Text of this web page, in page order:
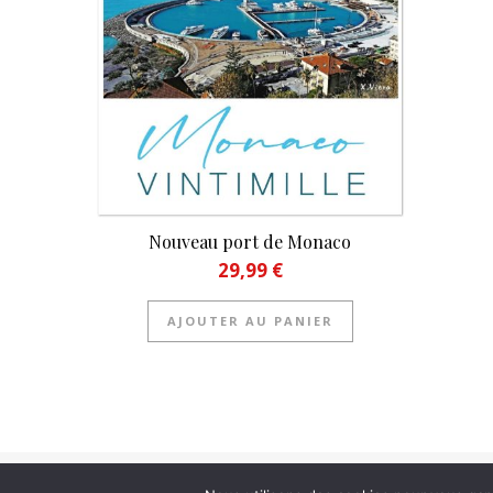
Nouveau port de Monaco
29,99 €
AJOUTER AU PANIER